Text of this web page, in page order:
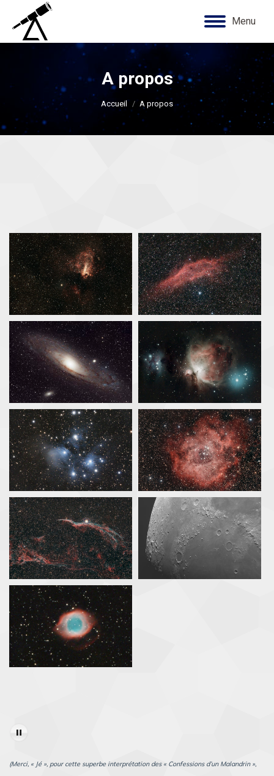
Menu
A propos
Vous êtes ici :
Accueil A propos
(Merci, « Jé », pour cette superbe interprétation des « Confessions d’un Malandrin »,